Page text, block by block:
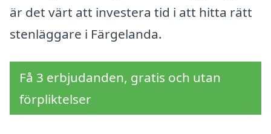
är det värt att investera tid i att hitta rätt
stenläggare i Färgelanda.
Få 3 erbjudanden, gratis och utan
förpliktelser